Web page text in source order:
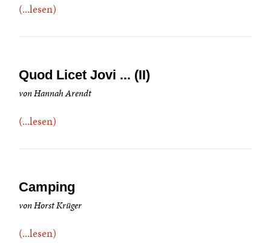
(...lesen)
Quod Licet Jovi ... (II)
von Hannah Arendt
(...lesen)
Camping
von Horst Krüger
(...lesen)